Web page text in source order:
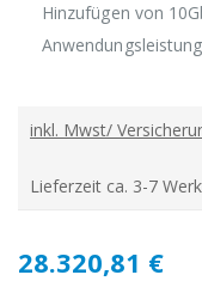
Hinzufügen von
inkl. Mwst/
Lieferzeit ca. 3-7
28.320,81 €